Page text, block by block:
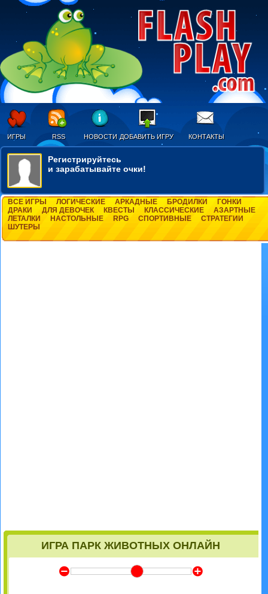
ИГРЫ RSS НОВОСТИ ДОБАВИТЬ ИГРУ КОНТАКТЫ
Регистрируйтесь
и зарабатывайте очки!
ВСЕ ИГРЫ ЛОГИЧЕСКИЕ АРКАДНЫЕ БРОДИЛКИ
ГОНКИ
ДРАКИ
ДЛЯ ДЕВОЧЕК КВЕСТЫ КЛАССИЧЕСКИЕ
АЗАРТНЫЕ
ЛЕТАЛКИ
НАСТОЛЬНЫЕ RPG СПОРТИВНЫЕ
СТРАТЕГИИ
ШУТЕРЫ
ИГРА ПАРК ЖИВОТНЫХ ОНЛАЙН
Y Z